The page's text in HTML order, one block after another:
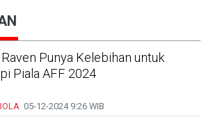
Punya Kelebihan untuk
Piala AFF 2024
05-12-20249:26 WIB